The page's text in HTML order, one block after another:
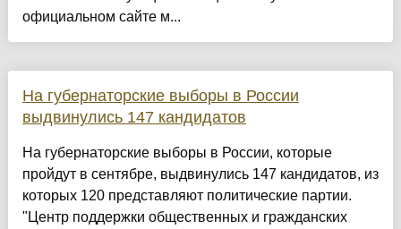
официальном сайте м...
На губернаторские выборы в России
выдвинулись 147 кандидатов
На губернаторские выборы в России, которые
пройдут в сентябре, выдвинулись 147 кандидатов, из
которых 120 представляют политические партии.
"Центр поддержки общественных и гражданских